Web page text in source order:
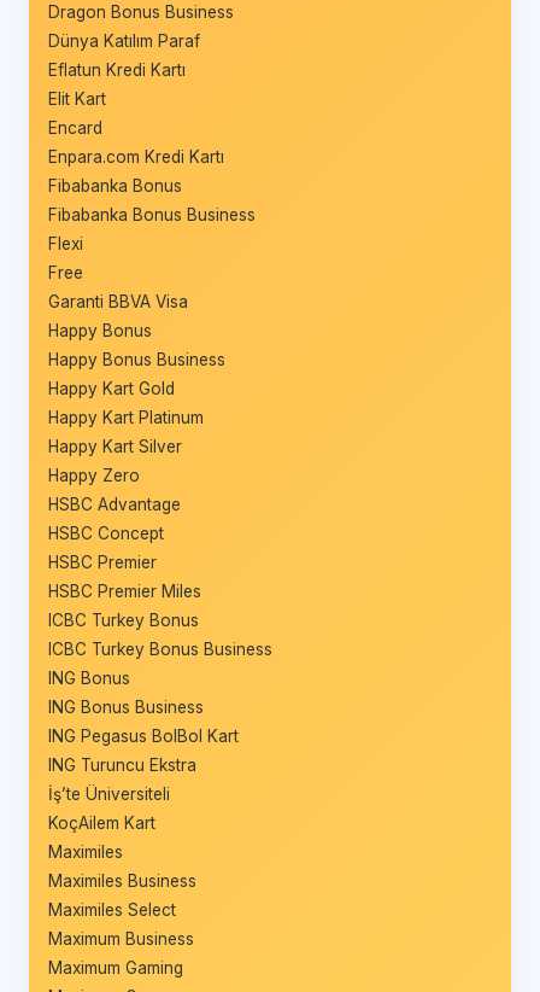
Dragon Bonus Business
Dünya Katılım Paraf
Eflatun Kredi Kartı
Elit Kart
Encard
Enpara.com Kredi Kartı
Fibabanka Bonus
Fibabanka Bonus Business
Flexi
Free
Garanti BBVA Visa
Happy Bonus
Happy Bonus Business
Happy Kart Gold
Happy Kart Platinum
Happy Kart Silver
Happy Zero
HSBC Advantage
HSBC Concept
HSBC Premier
HSBC Premier Miles
ICBC Turkey Bonus
ICBC Turkey Bonus Business
ING Bonus
ING Bonus Business
ING Pegasus BolBol Kart
ING Turuncu Ekstra
İş’te Üniversiteli
KoçAilem Kart
Maximiles
Maximiles Business
Maximiles Select
Maximum Business
Maximum Gaming